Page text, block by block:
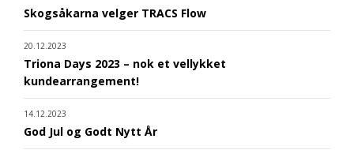
Skogsåkarna velger TRACS Flow
20.12.2023
Triona Days 2023 – nok et vellykket
kundearrangement!
14.12.2023
God Jul og Godt Nytt År